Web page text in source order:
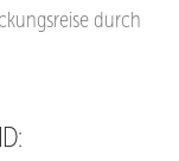
durch